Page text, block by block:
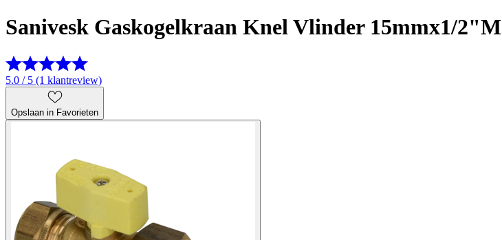
Sanivesk Gaskogelkraan Knel Vlinder 15mmx1/2"M
5.0 / 5 (1 klantreview)
Opslaan in Favorieten